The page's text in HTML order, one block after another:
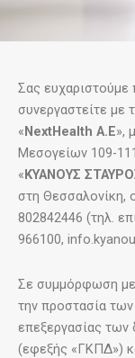
Σας ευχαριστούμε
συνεργαστείτε με
«NextHealth A.E»,
Μεσογείων 109-
«ΚΥΑΝΟΥΣ
στη Θεσσαλονίκη,
802842446 (τηλ.
966100,
Σε συμμόρφωση με
την προστασία
επεξεργασίας
(εφεξής «ΓΚΠΔ»)